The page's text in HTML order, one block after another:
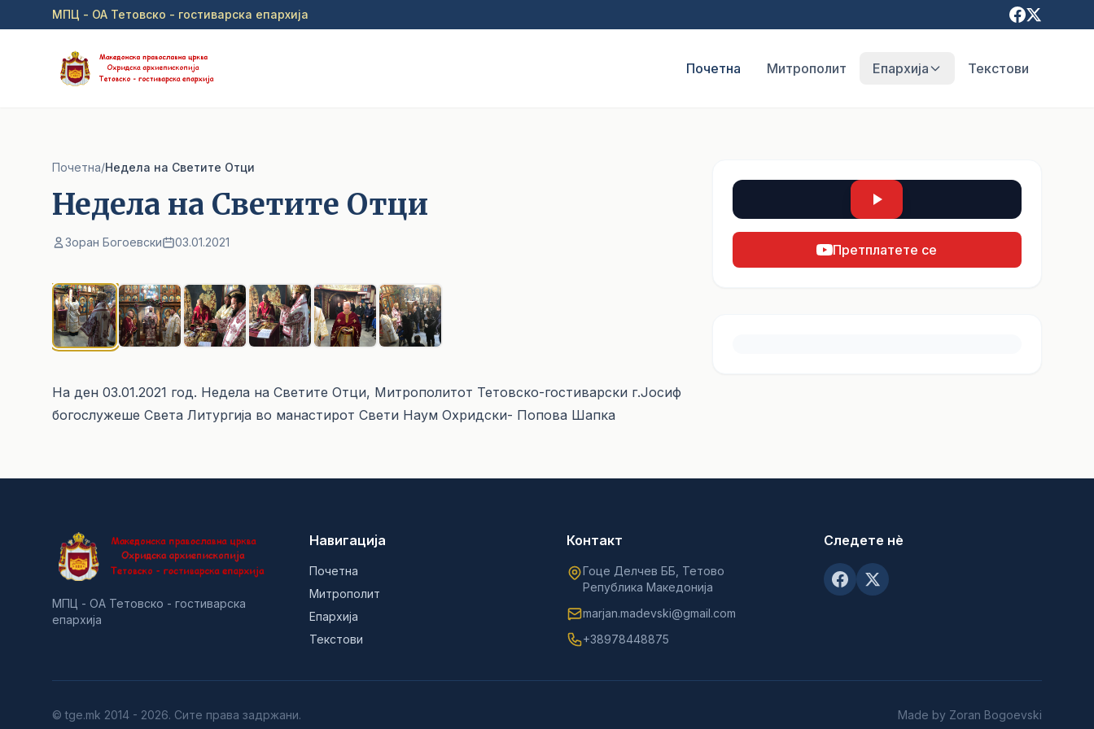
Прејди на главна содржина
МПЦ - ОА Тетовско - гостиварска епархија
Почетна Митрополит Епархија Текстови
Почетна/Недела на Светите Отци
Недела на Светите Отци
Зоран Богоевски 03.01.2021
На ден 03.01.2021 год. Недела на Светите Отци, Митрополитот Тетовско-гостиварски г.Јосиф
богослужеше Света Литургија во манастирот Свети Наум Охридски- Попова Шапка
Претплатете се
МПЦ - ОА Тетовско - гостиварска
епархија
Навигација
Почетна
Митрополит
Епархија
Текстови
Контакт
Гоце Делчев ББ, Тетово
Република Македонија
marjan.madevski@gmail.com
+38978448875
Следете нè
© tge.mk 2014 - 2026. Сите права задржани. Made by Zoran Bogoevski